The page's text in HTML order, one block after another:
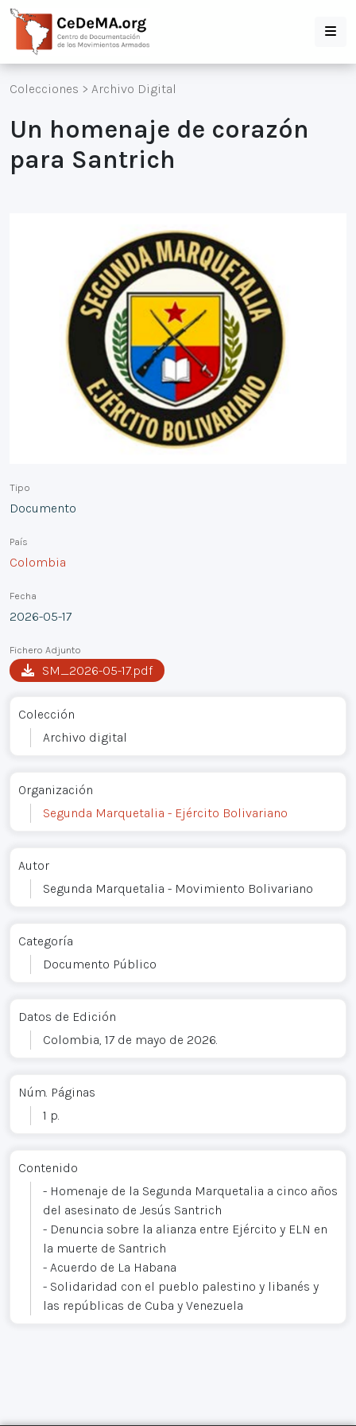
Colecciones > Archivo Digital
Un homenaje de corazón
para Santrich
Tipo
Documento
País
Colombia
Fecha
2026-05-17
Fichero Adjunto
SM_2026-05-17.pdf
Colección
Archivo digital
Organización
Segunda Marquetalia - Ejército Bolivariano
Autor
Segunda Marquetalia - Movimiento Bolivariano
Categoría
Documento Público
Datos de Edición
Colombia, 17 de mayo de 2026.
Núm. Páginas
1 p.
Contenido
- Homenaje de la Segunda Marquetalia a cinco años
del asesinato de Jesús Santrich
- Denuncia sobre la alianza entre Ejército y ELN en
la muerte de Santrich
- Acuerdo de La Habana
- Solidaridad con el pueblo palestino y libanés y
las repúblicas de Cuba y Venezuela